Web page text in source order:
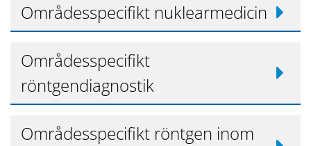
Områdesspecifikt nuklearmedicin
Områdesspecifikt
röntgendiagnostik
Områdesspecifikt röntgen inom